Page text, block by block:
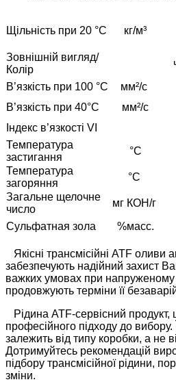
Щільність при 20 °C кг/м³
Зовнішній вигляд/
Колір
В’язкість при 100 °C
мм²/с
В’язкість при 40°C
мм²/с
Індекс в’язкості VI
Температура
застигання
°С
Температура
загоряння
°С
Загальне щелочне
число
мг КОН/г
Сульфатная зола
%масс.
Якісні трансмісійні ATF оливи
забезпечують надійний захист
важких умовах при напруженому
продовжують терміни її
Рідина ATF-сервісний
професійного підходу до вибору.
залежить від типу коробки, а не
Дотримуйтесь рекомендацій
підбору трансмісійної рідини,
зміни.